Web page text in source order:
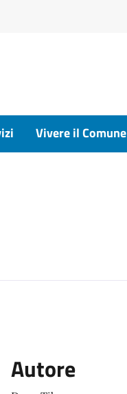
Vivere il Comune
Autore